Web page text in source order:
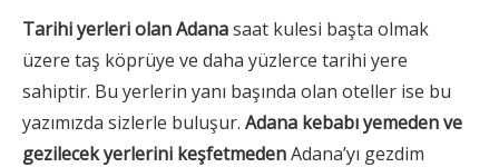
Tarihi yerleri olan Adanasaat kulesi başta olmak
üzere taş köprüye ve daha yüzlerce tarihi yere
sahiptir. Bu yerlerin yanı başında olan oteller ise bu
yazımızda sizlerle buluşur. Adana kebabı yemeden ve
gezilecek yerlerini keşfetmedenAdana’yı gezdim